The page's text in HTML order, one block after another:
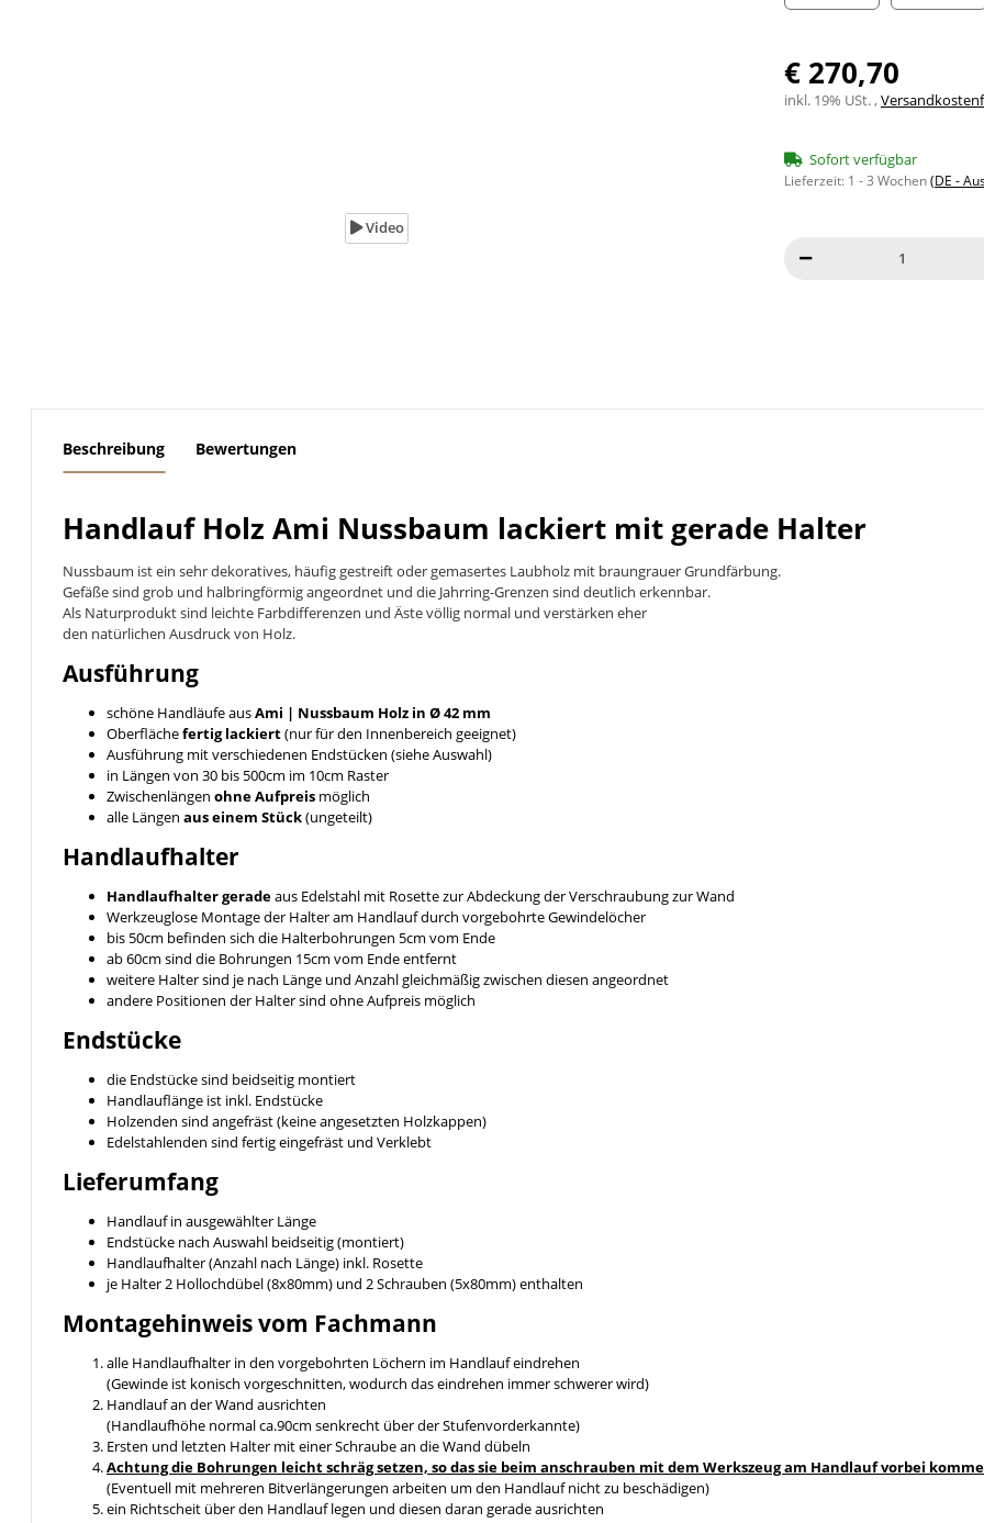
Video
€ 270,70
inkl. 19% USt. ,
Sofort verfügbar
Lieferzeit: 1 - 3 Wochen(DE -
Beschreibung Bewertungen
Handlauf Holz Ami Nussbaum lackiert mit gerade Halter
Nussbaum ist ein sehr dekoratives, häufig gestreift oder gemasertes Laubholz mit braungrauer Grundfärbung.
Gefäße sind grob und halbringförmig angeordnet und die Jahrring-Grenzen sind deutlich erkennbar.
Als Naturprodukt sind leichte Farbdifferenzen und Äste völlig normal und verstärken eher
den natürlichen Ausdruck von Holz.
Ausführung
schöne Handläufe ausAmi | Nussbaum Holz in Ø 42 mm
Oberflächefertig lackiert(nur für den Innenbereich geeignet)
Ausführung mit verschiedenen Endstücken (siehe Auswahl)
in Längen von 30 bis 500cm im 10cm Raster
Zwischenlängen ohne Aufpreis möglich
alle Längen aus einem Stück(ungeteilt)
Handlaufhalter
Handlaufhalter geradeaus Edelstahl mit Rosette zur Abdeckung der Verschraubung zur Wand
Werkzeuglose Montage der Halter am Handlauf durch vorgebohrte Gewindelöcher
bis 50cm befinden sich die Halterbohrungen 5cm vom Ende
ab 60cm sind die Bohrungen 15cm vom Ende entfernt
weitere Halter sind je nach Länge und Anzahl gleichmäßig zwischen diesen angeordnet
andere Positionen der Halter sind ohne Aufpreis möglich
Endstücke
die Endstücke sind beidseitig montiert
Handlauflänge ist inkl. Endstücke
Holzenden sind angefräst (keine angesetzten Holzkappen)
Edelstahlenden sind fertig eingefräst und Verklebt
Lieferumfang
Handlauf in ausgewählter Länge
Endstücke nach Auswahl beidseitig (montiert)
Handlaufhalter (Anzahl nach Länge) inkl. Rosette
je Halter 2 Hollochdübel (8x80mm) und 2 Schrauben (5x80mm) enthalten
Montagehinweis vom Fachmann
alle Handlaufhalter in den vorgebohrten Löchern im Handlauf eindrehen
(Gewinde ist konisch vorgeschnitten, wodurch das eindrehen immer schwerer wird)
Handlauf an der Wand ausrichten
(Handlaufhöhe normal ca.90cm senkrecht über der Stufenvorderkannte)
Ersten und letzten Halter mit einer Schraube an die Wand dübeln
Achtung die Bohrungen leicht schräg setzen, so das sie beim anschrauben mit dem Werkszeug am Handlauf vorbei
(Eventuell mit mehreren Bitverlängerungen arbeiten um den Handlauf nicht zu beschädigen)
ein Richtscheit über den Handlauf legen und diesen daran gerade ausrichten